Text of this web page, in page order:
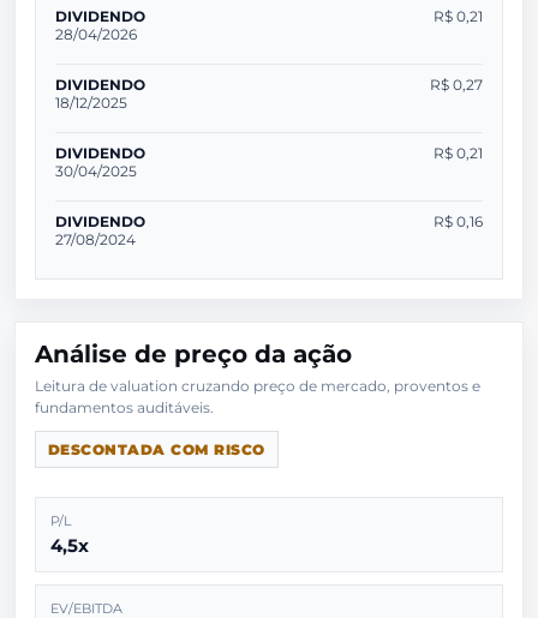
DIVIDENDO
28/04/2026
R$ 0,21
DIVIDENDO
18/12/2025
R$ 0,27
DIVIDENDO
30/04/2025
R$ 0,21
DIVIDENDO
27/08/2024
R$ 0,16
Análise de preço da ação
Leitura de valuation cruzando preço de mercado, proventos e
DESCONTADA COM RISCO
P/L
4,5x
EV/EBITDA